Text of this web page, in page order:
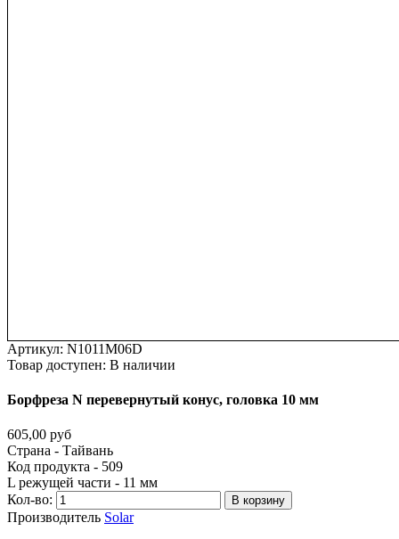
Артикул: N1011M06D
Товар доступен: В наличии
Борфреза N перевернутый конус, головка 10 мм
605,00 руб
Страна - Тайвань
Код продукта - 509
L режущей части - 11 мм
Кол-во:
В корзину
Производитель Solar